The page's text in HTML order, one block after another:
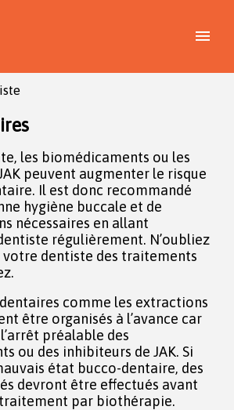
les biomédicaments ou les
peuvent augmenter le risque
Il est donc recommandé
hygiène buccale et de
nécessaires en allant
régulièrement. N’oubliez
votre dentiste des traitements
comme les extractions
être organisés à l’avance car
préalable des
ou des inhibiteurs de JAK. Si
état bucco-dentaire, des
devront être effectués avant
par biothérapie.